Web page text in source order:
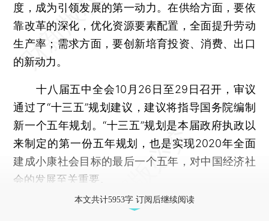
度，成为引领发展的第一动力。在供给方面，要依
靠改革的深化，优化资源要素配置，全面提升劳动
生产率；需求方面，要创新培育投资、消费、出口
的新动力。
十八届五中全会10月26日至29日召开，审议
通过了“十三五”规划建议，建议将指导国务院编制
新一个五年规划。“十三五”规划是本届政府执政以
来制定的第一份五年规划，也是实现2020年全面
建成小康社会目标的最后一个五年，对中国经济社
会的发展至关重要。
本文共计5953字 订阅后继续阅读